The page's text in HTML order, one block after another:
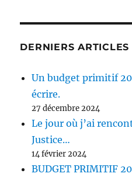
DERNIERS ARTICLES
Un budget primitif
écrire.
27 décembre 2024
Le jour où j’ai
Justice…
14 février 2024
BUDGET PRIMITIF